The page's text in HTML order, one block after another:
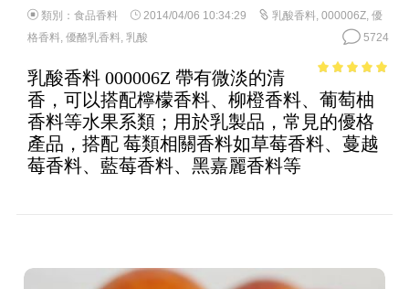
類別： 食品香料 2014/04/06 10:34:29 乳酸香料, 000006Z, 優
格香料, 優酪乳香料, 乳酸 5724
乳酸香料 000006Z 帶有微淡的清
香，可以搭配檸檬香料、柳橙香料、葡萄柚
香料等水果系類；用於乳製品，常見的優格
產品，搭配 莓類相關香料如草莓香料、蔓越
莓香料、藍莓香料、黑嘉麗香料等